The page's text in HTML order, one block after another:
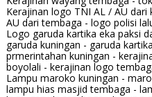
Kerajinan logo TNI AL / AU
AU dari tembaga - logo polisi
Logo garuda kartika eka paksi
garuda kuningan - garuda
prmerintahan kuningan -
boyolali - kerajinan logo
Lampu maroko kuningan -
lampu hias masjid tembaga -